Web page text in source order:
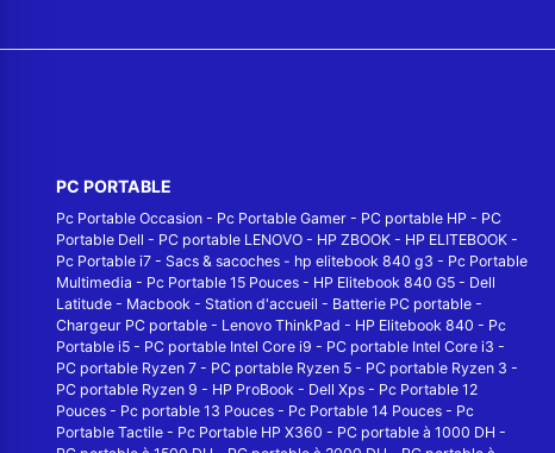
PC PORTABLE
Pc Portable Occasion - Pc Portable Gamer - PC portable HP - PC
Portable Dell - PC portable LENOVO - HP ZBOOK - HP ELITEBOOK -
Pc Portable i7 - Sacs & sacoches - hp elitebook 840 g3 - Pc Portable
Multimedia - Pc Portable 15 Pouces - HP Elitebook 840 G5 - Dell
Latitude - Macbook - Station d'accueil - Batterie PC portable -
Chargeur PC portable - Lenovo ThinkPad - HP Elitebook 840 - Pc
Portable i5 - PC portable Intel Core i9 - PC portable Intel Core i3 -
PC portable Ryzen 7 - PC portable Ryzen 5 - PC portable Ryzen 3 -
PC portable Ryzen 9 - HP ProBook - Dell Xps - Pc Portable 12
Pouces - Pc portable 13 Pouces - Pc Portable 14 Pouces - Pc
Portable Tactile - Pc Portable HP X360 - PC portable à 1000 DH -